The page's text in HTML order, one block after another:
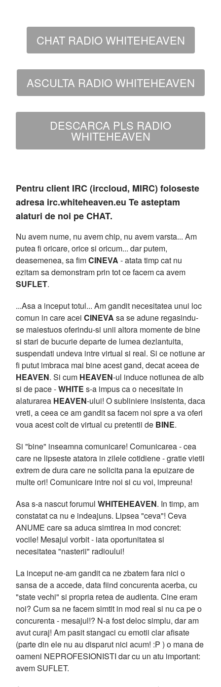
CHAT RADIO WHITEHEAVEN
ASCULTA RADIO WHITEHEAVEN
DESCARCA PLS RADIO
WHITEHEAVEN
Pentru client IRC (irccloud, MIRC) foloseste
adresa irc.whiteheaven.eu Te asteptam
alaturi de noi pe CHAT.
Nu avem nume, nu avem chip, nu avem varsta... Am
putea fi oricare, orice si oricum... dar putem,
deasemenea, sa fimCINEVA - atata timp cat nu
ezitam sa demonstram prin tot ce facem ca avem
SUFLET.
...Asa a inceput totul... Am gandit necesitatea unui loc
comun in care acei CINEVA sa se adune regasindu-
se maiestuos oferindu-si unii altora momente de bine
si stari de bucurie departe de lumea dezlantuita,
suspendati undeva intre virtual si real. Si ce notiune ar
fi putut imbraca mai bine acest gand, decat aceea de
HEAVEN. Si cum HEAVEN-ul induce notiunea de alb
si de pace -WHITE s-a impus ca o necesitate in
alaturarea HEAVEN-ului! O subliniere insistenta, daca
vreti, a ceea ce am gandit sa facem noi spre a va oferi
voua acest colt de virtual cu pretentii de BINE.
Si "bine" inseamna comunicare! Comunicarea - cea
care ne lipseste atatora in zilele cotidiene - gratie vietii
extrem de dura care ne solicita pana la epuizare de
multe ori! Comunicare intre noi si cu voi, impreuna!
Asa s-a nascut forumul WHITEHEAVEN. In timp, am
constatat ca nu e indeajuns. Lipsea "ceva"! Ceva
ANUME care sa aduca simtirea in mod concret:
vocile! Mesajul vorbit - iata oportunitatea si
necesitatea "nasterii" radioului!
La inceput ne-am gandit ca ne zbatem fara nici o
sansa de a accede, data fiind concurenta acerba, cu
"state vechi" si propria retea de audienta. Cine eram
noi? Cum sa ne facem simtit in mod real si nu ca pe o
concurenta - mesajul!? N-a fost deloc simplu, dar am
avut curaj! Am pasit stangaci cu emotii clar afisate
(parte din ele nu au disparut nici acum! :P ) o mana de
oameni NEPROFESIONISTI dar cu un atu important:
avem SUFLET.